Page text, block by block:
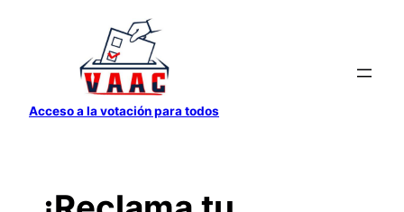
contenido
Acceso a la votación para todos